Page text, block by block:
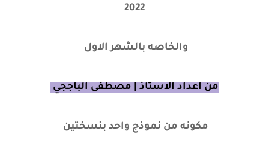
2022
والخاصه بالشهر الاول
من اعداد الاستاذ | مصطفى الباججي
مكونه من نموذج واحد بنسختين